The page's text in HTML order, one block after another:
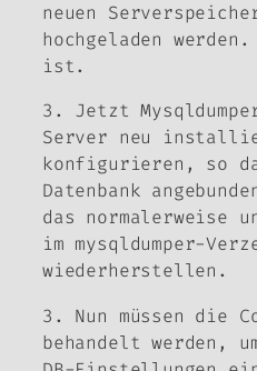
neuen
hochgeladen
ist.
3. Jetzt
Server neu
konfigurieren, so
Datenbank
das normalerweise
im mysqldumper-
wiederherstellen.
3. Nun müssen die
behandelt werden,